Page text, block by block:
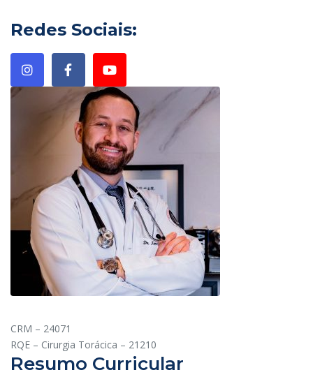
Redes Sociais:
CRM – 24071
RQE – Cirurgia Torácica – 21210
Resumo Curricular